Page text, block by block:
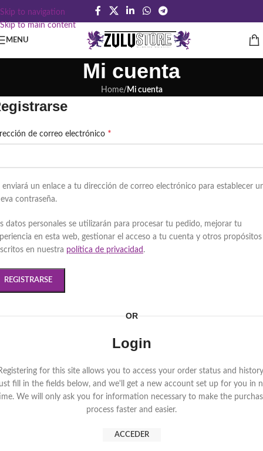
Skip to navigation
Skip to main content
MENU
Mi cuenta
Home/ Mi cuenta
de correo electrónico *
enviará un enlace a tu dirección de correo electrónico para establecer
contraseña.
datos personales se utilizarán para procesar tu pedido, mejorar tu
en esta web, gestionar el acceso a tu cuenta y otros propósitos
en nuestra política de privacidad .
REGISTRARSE
OR
Login
for this site allows you to access your order status and
fill in the fields below, and we'll get a new account set up for you in
We will only ask you for information necessary to make the
process faster and easier.
ACCEDER